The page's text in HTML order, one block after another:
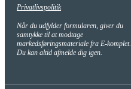
Privatlivspolitik
Når du udfylder formularen, giver du
samtykke til at modtage
markedsføringsmateriale fra E-komplet.
Du kan altid afmelde dig igen.